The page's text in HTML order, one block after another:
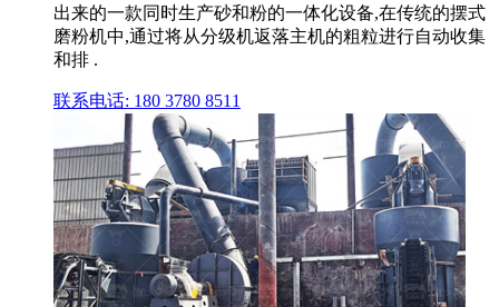
出来的一款同时生产砂和粉的一体化设备,在传统的摆式
磨粉机中,通过将从分级机返落主机的粗粒进行自动收集
和排 .
联系电话: 180 3780 8511